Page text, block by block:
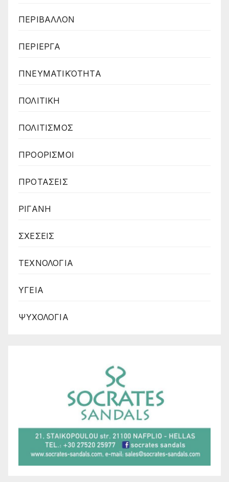
ΠΕΡΙΒΑΛΛΟΝ
ΠΕΡΙΕΡΓΑ
ΠΝΕΥΜΑΤΙΚΌΤΗΤΑ
ΠΟΛΙΤΙΚΗ
ΠΟΛΙΤΙΣΜΟΣ
ΠΡΟΟΡΙΣΜΟΙ
ΠΡΟΤΑΣΕΙΣ
ΡΙΓΑΝΗ
ΣΧΕΣΕΙΣ
ΤΕΧΝΟΛΟΓΙΑ
ΥΓΕΙΑ
ΨΥΧΟΛΟΓΙΑ